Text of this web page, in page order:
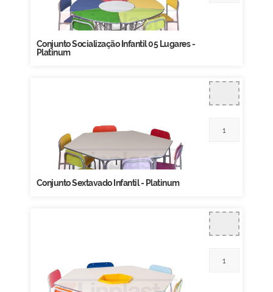
Conjunto Socialização Infantil 05 Lugares -
Platinum
Conjunto Sextavado Infantil - Platinum